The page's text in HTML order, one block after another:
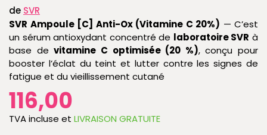
de SVR
SVR Ampoule [C] Anti-Ox (Vitamine C 20%) — C’est
un sérum antioxydant concentré de laboratoire SVR à
base devitamine C optimisée (20 %), conçu pour
booster l’éclat du teint et lutter contre les signes de
fatigue et du vieillissement cutané
116,00
TVA incluse et LIVRAISON GRATUITE